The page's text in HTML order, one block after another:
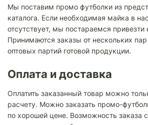
Мы поставим промо футболки из
каталога. Если необходимая майка в
отсутствует, мы постараемся привезти
Принимаются заказы от нескольких
оптовых партий готовой продукции.
Оплата и доставка
Оплатить заказанный товар можно
расчету. Можно заказать промо-
по хорошей цене. Возможность заказа